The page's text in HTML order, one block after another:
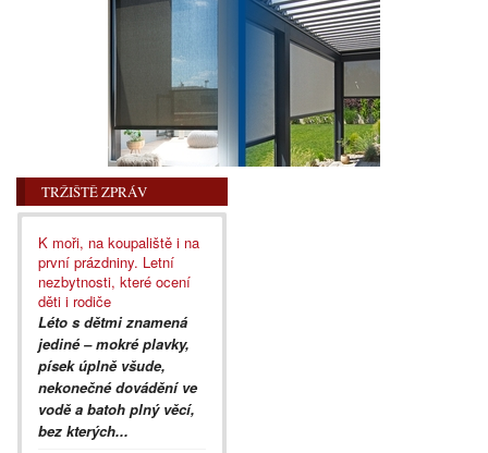
TRŽIŠTĚ ZPRÁV
K moři, na koupaliště i na
první prázdniny. Letní
nezbytnosti, které ocení
děti i rodiče
Léto s dětmi znamená
jediné – mokré plavky,
písek úplně všude,
nekonečné dovádění ve
vodě a batoh plný věcí,
bez kterých...